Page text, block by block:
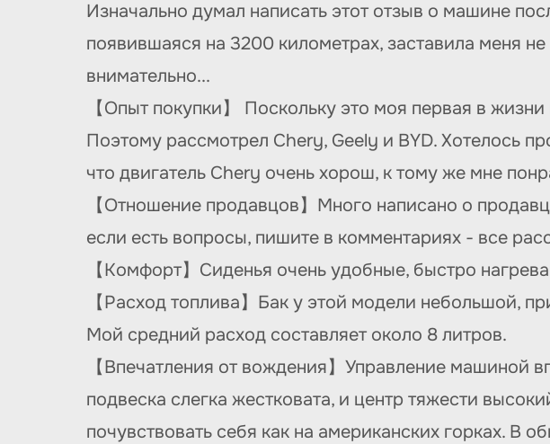
Изначально думал написать этот отзыв о машине
появившаяся на 3200 километрах, заставила меня
внимательно...
【Опыт покупки】 Поскольку это моя первая в
Поэтому рассмотрел Chery, Geely и BYD. Хотелось
что двигатель Chery очень хорош, к тому же мне
【Отношение продавцов】Много написано о
если есть вопросы, пишите в комментариях - все
【Комфорт】Сиденья очень удобные, быстро
【Расход топлива】Бак у этой модели небольшой,
Мой средний расход составляет около 8 литров.
【Впечатления от вождения】Управление машиной
подвеска слегка жестковата, и центр тяжести
почувствовать себя как на американских горках. В